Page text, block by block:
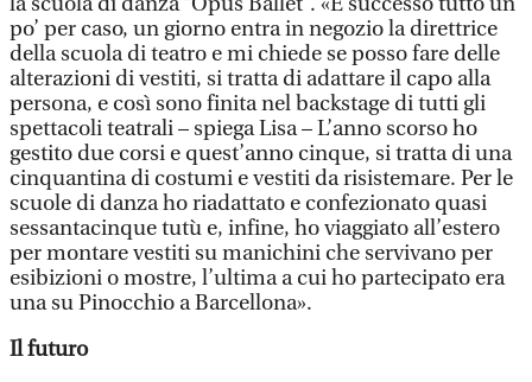
po’ per caso, un giorno entra in negozio la direttrice
della scuola di teatro e mi chiede se posso fare delle
alterazioni di vestiti, si tratta di adattare il capo alla
persona, e così sono finita nel backstage di tutti gli
spettacoli teatrali – spiega Lisa – L’anno scorso ho
gestito due corsi e quest’anno cinque, si tratta di una
cinquantina di costumi e vestiti da risistemare. Per le
scuole di danza ho riadattato e confezionato quasi
sessantacinque tutù e, infine, ho viaggiato all’estero
per montare vestiti su manichini che servivano per
esibizioni o mostre, l’ultima a cui ho partecipato era
una su Pinocchio a Barcellona».
Il futuro